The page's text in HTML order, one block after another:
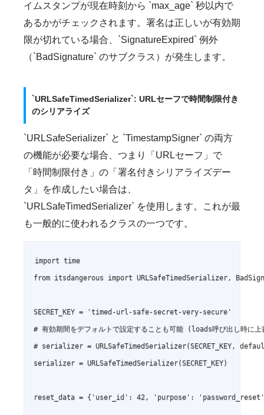
イムスタンプが現在時刻から `max_age` 秒以内で
あるかがチェックされます。署名は正しいが有効期
限が切れている場合、`SignatureExpired` 例外
（`BadSignature` のサブクラス）が発生します。
`URLSafeTimedSerializer`: URLセーフで時間制限付き
のシリアライズ
`URLSafeSerializer` と `TimestampSigner` の両方
の機能が必要な場合、つまり「URLセーフ」で
「時間制限付き」の「署名付きシリアライズデー
タ」を作成したい場合は、
`URLSafeTimedSerializer` を使用します。これが最
も一般的に使われるクラスの一つです。
import time
from itsdangerous import URLSafeTimedSerializer,
SECRET_KEY = 'timed-url-safe-secret-very-secure'
# 有効期間をデフォルトで設定することも可能 (loads呼び出し時に上
# serializer = URLSafeTimedSerializer(SECRET_KEY,
serializer = URLSafeTimedSerializer(SECRET_KEY)
reset_data = {'user_id': 42, 'purpose':